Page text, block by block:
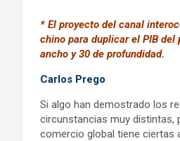
* El proyecto del canal
chino para duplicar el PIB del
ancho y 30 de profundidad.
Carlos Prego
Si algo han demostrado los
circunstancias muy distintas,
comercio global tiene ciertas